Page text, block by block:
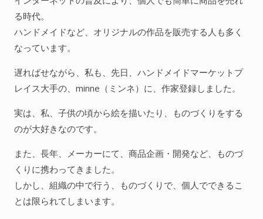
b
o
o
k
a
る時代。
ハンドメイドなど、オリジナルの作品を販売する人も多く
なっています。
遅ればせながら、私も、先日、ハンドメイドマーケットプ
レイス大手の、minne（ミンネ）に、作家登録しました。
実は、私、子供の頃から絵を描いたり、ものづくりをする
のが大好きなのです。
また、長年、メーカーにて、商品企画・開発など、ものづ
くりに携わってきました。
しかし、組織の中で行う、ものづくりで、個人でできるこ
とは限られてしまいます。